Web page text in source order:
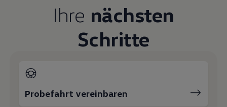
Ihre nächsten
Schritte
Probefahrt vereinbaren